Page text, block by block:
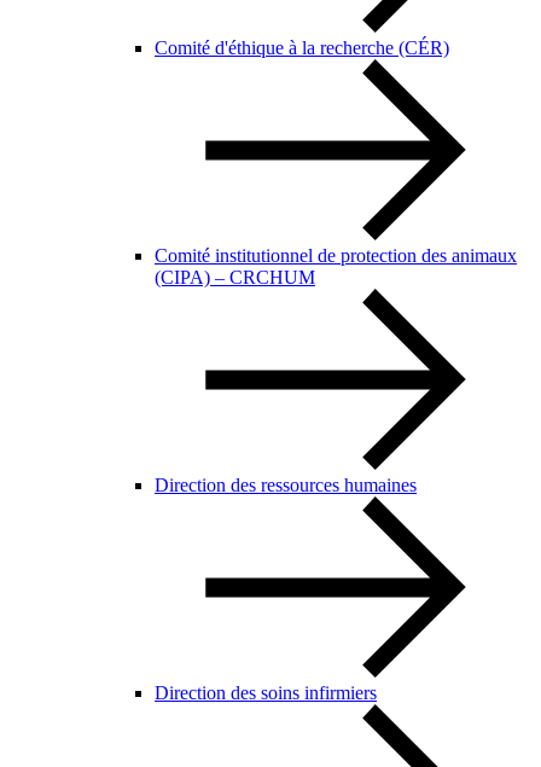
Comité d'éthique à la recherche (CÉR)
Comité institutionnel de protection des animaux
(CIPA) – CRCHUM
Direction des ressources humaines
Direction des soins infirmiers